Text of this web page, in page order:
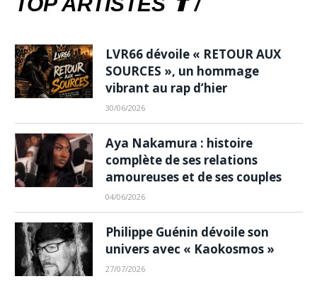
LVR66 dévoile « RETOUR AUX
SOURCES », un hommage
vibrant au rap d’hier
30/06/2026
Aya Nakamura : histoire
complète de ses relations
amoureuses et de ses couples
04/06/2026
Philippe Guénin dévoile son
univers avec « Kaokosmos »
27/07/2026